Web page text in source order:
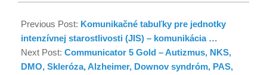
Previous Post: Komunikačné tabuľky pre jednotky
intenzívnej starostlivosti (JIS) – komunikácia …
Next Post: Communicator 5 Gold – Autizmus, NKS,
DMO, Skleróza, Alzheimer, Downov syndróm, PAS,